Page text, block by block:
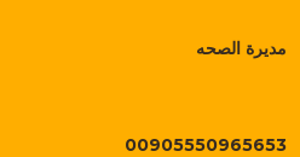
مديرة الصحه
00905550965653